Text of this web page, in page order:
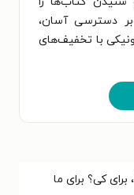
دسترسی آسان،
با تخفیف‌های
کی؟ برای ما